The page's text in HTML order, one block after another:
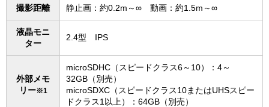
撮影距離 静止画：約0.2m～∞ 動画：約1.5m～∞
液晶モニ
ター
2.4型 IPS
外部メモ
リー※1
microSDHC（スピードクラス6～10）：4～
32GB（別売）
microSDXC（スピードクラス10またはUHSスピー
ドクラス1以上）：64GB（別売）